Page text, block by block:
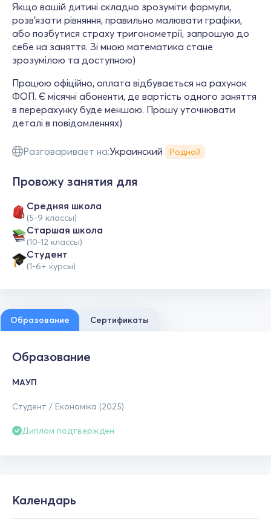
Якщо вашій дитині складно зрозуміти формули,
розв'язати рівняння, правильно малювати графіки,
або позбутися страху тригонометрії, запрошую до
себе на заняття. Зі мною математика стане
зрозумілою та доступною)
Працюю офіційно, оплата відбувається на рахунок
ФОП. Є місячні абоненти, де вартість одного заняття
в перерахунку буде меншою. Прошу уточнювати
деталі в повідомленнях)
Разговаривает на:Украинский Родной
Провожу занятия для
Средняя школа
(5-9 классы)
Cтаршая школа
(10-12 классы)
Студент
(1-6+ курсы)
Образование Сертификаты
Образование
МАУП
Студент / Економіка (2025)
Диплом подтвержден
Календарь